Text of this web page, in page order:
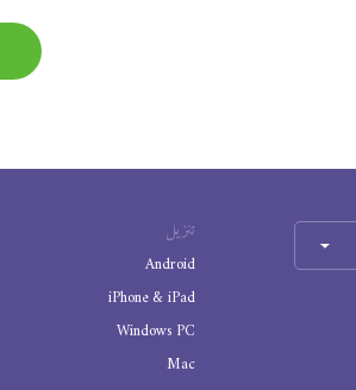
تنزيل
Android
iPhone & iPad
Windows PC
Mac